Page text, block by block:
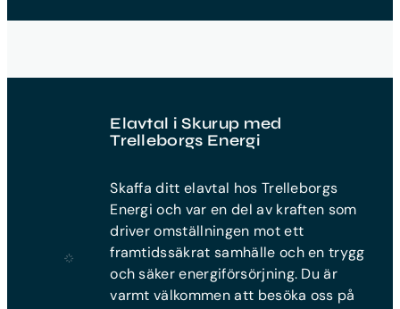
Elavtal i Skurup med
Trelleborgs Energi
Skaffa ditt elavtal hos Trelleborgs
Energi och var en del av kraften som
driver omställningen mot ett
framtidssäkrat samhälle och en trygg
och säker energiförsörjning. Du är
varmt välkommen att besöka oss på